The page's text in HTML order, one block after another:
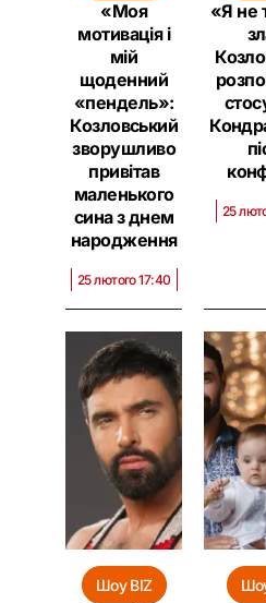
«Моя
мотивація і
мій
щоденний
«пендель»:
Козловський
зворушливо
привітав
маленького
сина з днем
народження
25 лютого 17:40
«Я не
25
Шоу BIZ